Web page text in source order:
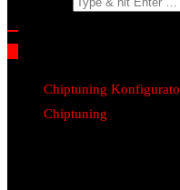
Chiptuning
Chiptuning